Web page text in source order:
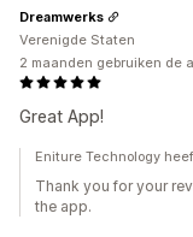
Great App!
Dreamwerks
Verenigde Staten
2 maanden gebruiken de
Eniture Technology
Thank you for your
the app.